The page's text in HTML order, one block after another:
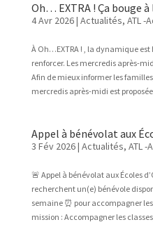
Oh… EXTRA ! Ça bouge
4 Avr 2026| Actualités, ATL -
À Oh…EXTRA ! , la dynamique
renforcer. Les mercredis après-
Afin de mieux informer les
mercredis après-midi est
Appel à bénévolat aux
3 Fév 2026| Actualités, ATL -
🚨 Appel à bénévolat aux Écoles
recherchent un(e) bénévole
semaine ⏰ pour accompagner
mission : Accompagner les